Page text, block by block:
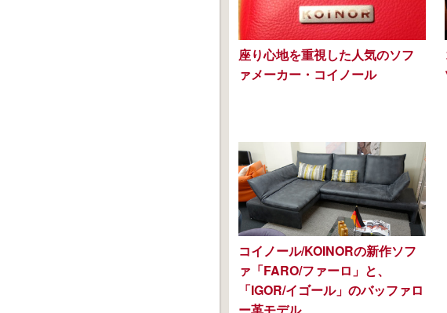
座り心地を重視した人気のソフ
ァメーカー・コイノール
コイノール/KOINORの新作ソフ
ァ「FARO/ファーロ」と、
「IGOR/イゴール」のバッファロ